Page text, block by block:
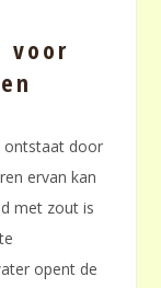
voor
ontstaat door
ervan kan
met zout is
opent de